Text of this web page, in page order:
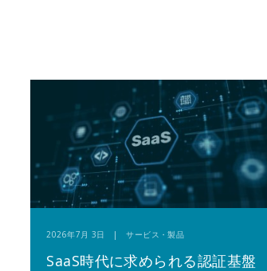
2026年7月 3日 | サービス・製品
SaaS時代に求められる認証基盤